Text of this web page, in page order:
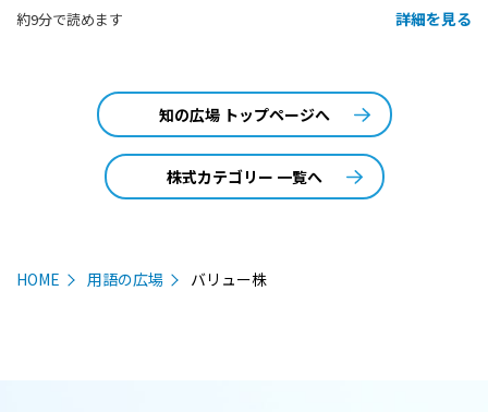
約9分で読めます
詳細を見る
知の広場 トップページへ
株式カテゴリー 一覧へ
HOME 用語の広場 バリュー株